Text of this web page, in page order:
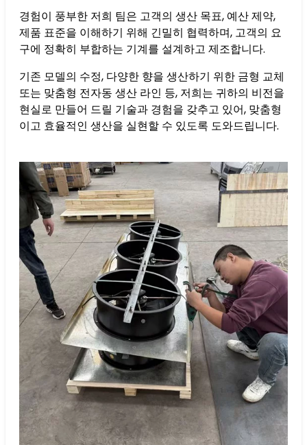
경험이 풍부한 저희 팀은 고객의 생산 목표, 예산 제약,
제품 표준을 이해하기 위해 긴밀히 협력하며, 고객의 요
구에 정확히 부합하는 기계를 설계하고 제조합니다.
기존 모델의 수정, 다양한 향을 생산하기 위한 금형 교체
또는 맞춤형 전자동 생산 라인 등, 저희는 귀하의 비전을
현실로 만들어 드릴 기술과 경험을 갖추고 있어, 맞춤형
이고 효율적인 생산을 실현할 수 있도록 도와드립니다.